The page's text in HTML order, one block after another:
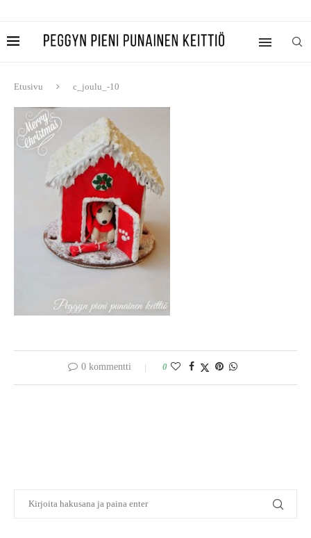
Etusivu c_joulu_-10
0 kommentti 0